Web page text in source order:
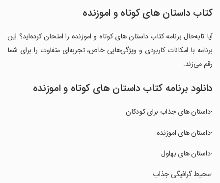
کتاب داستان های کوتاه و اموزنده
آیا تابه‌حال برنامه کتاب داستان های کوتاه و اموزنده را امتحان کرده‌اید؟ این
برنامه با امکانات کاربردی و ویژگی‌هایی خاص، تجربه‌ای متفاوت را برای شما
رقم می‌زند.
دانلود برنامه کتاب داستان های کوتاه و اموزنده
-داستان های جذاب برای کودکان
‏-داستان های اموزنده
‏-داستان های بهلول
‏-محیط گرافیگی جذاب